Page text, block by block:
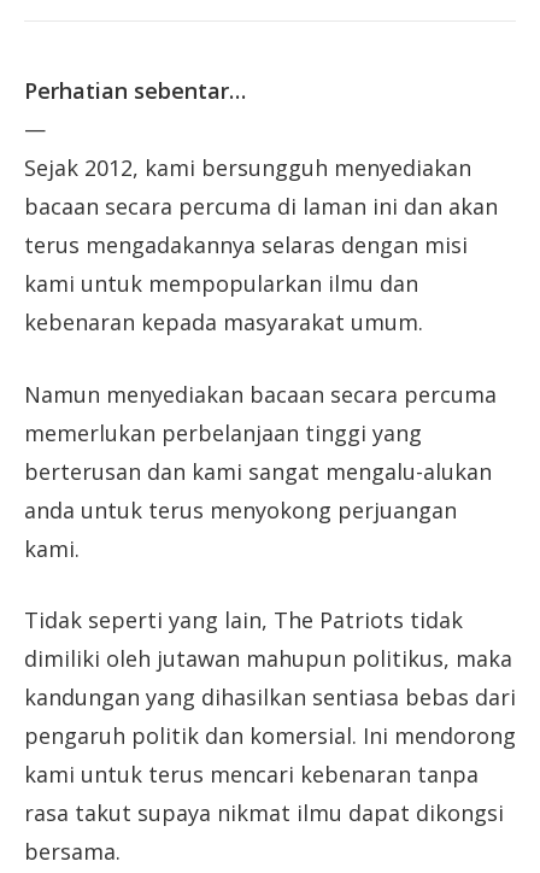
Perhatian sebentar…
—
Sejak 2012, kami bersungguh menyediakan
bacaan secara percuma di laman ini dan akan
terus mengadakannya selaras dengan misi
kami untuk mempopularkan ilmu dan
kebenaran kepada masyarakat umum.
Namun menyediakan bacaan secara percuma
memerlukan perbelanjaan tinggi yang
berterusan dan kami sangat mengalu-alukan
anda untuk terus menyokong perjuangan
kami.
Tidak seperti yang lain, The Patriots tidak
dimiliki oleh jutawan mahupun politikus, maka
kandungan yang dihasilkan sentiasa bebas dari
pengaruh politik dan komersial. Ini mendorong
kami untuk terus mencari kebenaran tanpa
rasa takut supaya nikmat ilmu dapat dikongsi
bersama.